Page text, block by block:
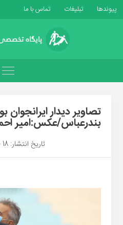
پیوندها تبلیغات تماس با ما
تصاویر دیدار
بندرعباس/عکس:امیر
تاریخ انتشار: 18 فوریه 2021